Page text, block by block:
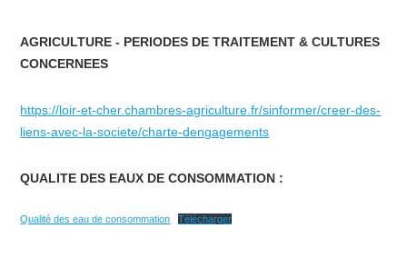
AGRICULTURE - PERIODES DE TRAITEMENT & CULTURES
CONCERNEES
https://loir-et-cher.chambres-agriculture.fr/sinformer/creer-des-
liens-avec-la-societe/charte-dengagements
QUALITE DES EAUX DE CONSOMMATION :
Qualité des eau de consommation Télécharger